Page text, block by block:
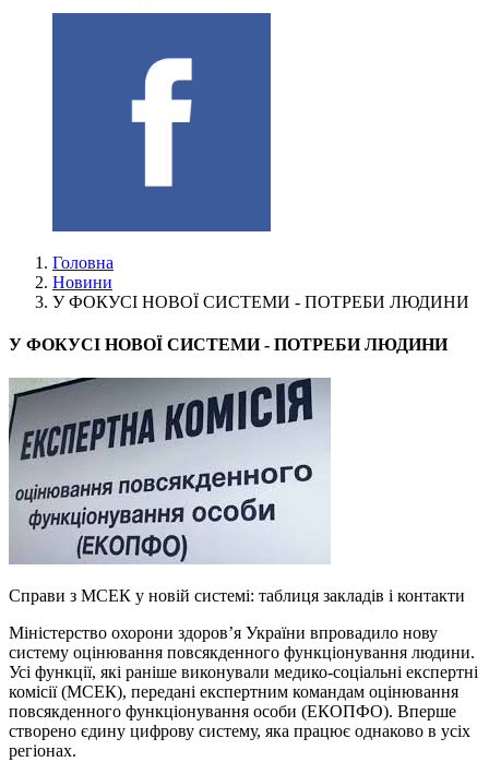
Головна
Новини
У ФОКУСІ НОВОЇ СИСТЕМИ - ПОТРЕБИ ЛЮДИНИ
У ФОКУСІ НОВОЇ СИСТЕМИ - ПОТРЕБИ ЛЮДИНИ
Справи з МСЕК у новій системі: таблиця закладів і контакти
Міністерство охорони здоров’я України впровадило нову
систему оцінювання повсякденного функціонування людини.
Усі функції, які раніше виконували медико-соціальні експертні
комісії (МСЕК), передані експертним командам оцінювання
повсякденного функціонування особи (ЕКОПФО). Вперше
створено єдину цифрову систему, яка працює однаково в усіх
регіонах.